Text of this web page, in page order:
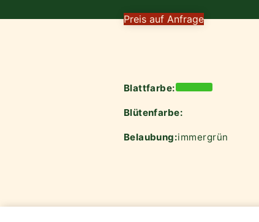
Preis auf Anfrage
Blattfarbe:
Blütenfarbe:
Belaubung:immergrün